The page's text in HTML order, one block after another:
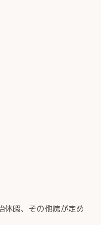
休暇、その他院が定め